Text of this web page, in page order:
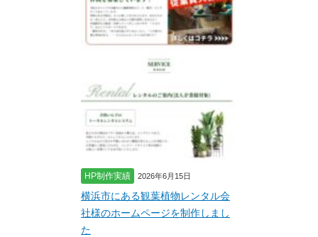
HP制作実績 2026年6月15日
横浜市にある観葉植物レンタル会
社様のホームページを制作しまし
た